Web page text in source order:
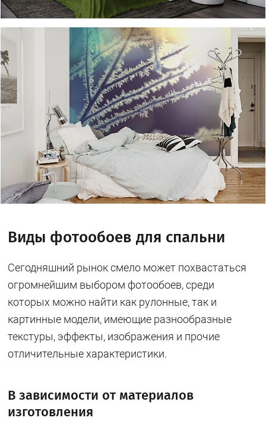
Виды фотообоев для спальни
Сегодняшний рынок смело может похвастаться
огромнейшим выбором фотообоев, среди
которых можно найти как рулонные, так и
картинные модели, имеющие разнообразные
текстуры, эффекты, изображения и прочие
отличительные характеристики.
В зависимости от материалов
изготовления